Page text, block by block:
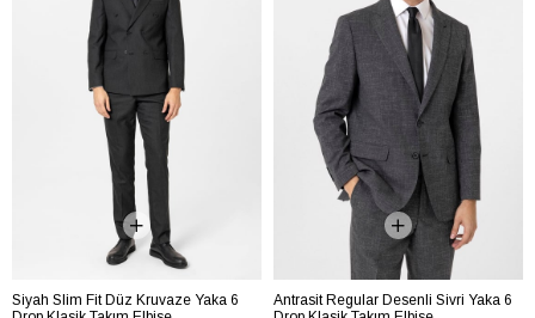
Siyah Slim Fit Düz Kruvaze Yaka 6
Antrasit Regular Desenli Sivri Yaka 6